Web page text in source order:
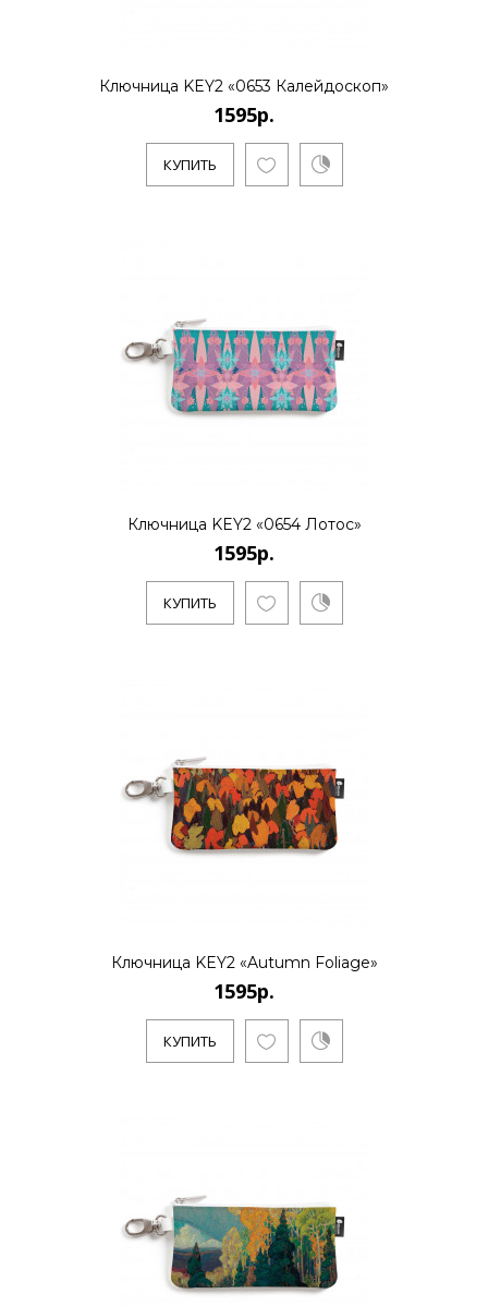
..
1595р.
..
1595р.
1595р.
КУПИТЬ
1595р.
КУПИТЬ
Ключница KEY2 «0653 Калейдоскоп»
1595р.
КУПИТЬ
Ключница KEY2 «0654 Лотос»
1595р.
КУПИТЬ
Ключница KEY2 «Autumn Foliage»
1595р.
КУПИТЬ